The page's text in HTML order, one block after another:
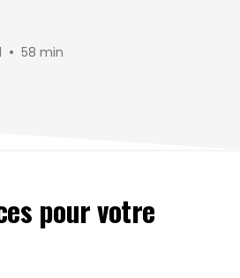
• 58 min
pour votre